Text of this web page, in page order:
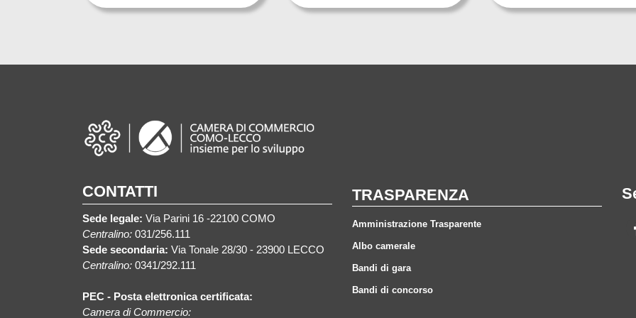
CONTATTI
Sede legale: Via Parini 16 -22100 COMO
Centralino: 031/256.111
Sede secondaria: Via Tonale 28/30 - 23900 LECCO
Centralino: 0341/292.111
PEC - Posta elettronica certificata:
Camera di Commercio:
TRASPARENZA
Amministrazione Trasparente
Albo camerale
Bandi di gara
Bandi di concorso